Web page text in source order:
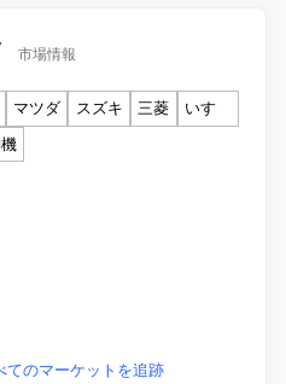
市場情報
マツダ スズキ 三菱
いすゞ
のマーケットを追跡